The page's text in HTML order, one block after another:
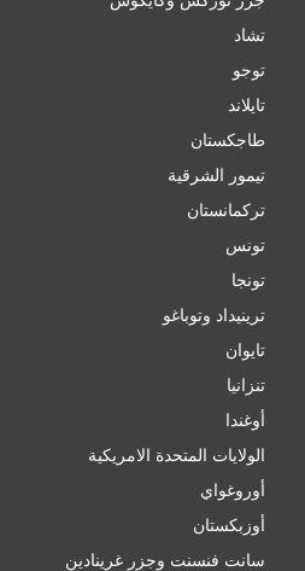
تشاد
توجو
تايلاند
طاجكستان
تيمور الشرقية
تركمانستان
تونس
تونجا
ترينيداد وتوباغو
تايوان
تنزانيا
أوغندا
الولايات المتحدة الامريكية
أوروغواي
أوزبكستان
سانت فنسنت وجزر غرينادين